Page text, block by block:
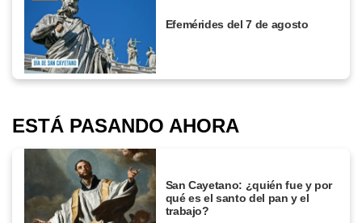
Efemérides del 7 de agosto
ESTÁ PASANDO AHORA
San Cayetano: ¿quién fue y por
qué es el santo del pan y el
trabajo?